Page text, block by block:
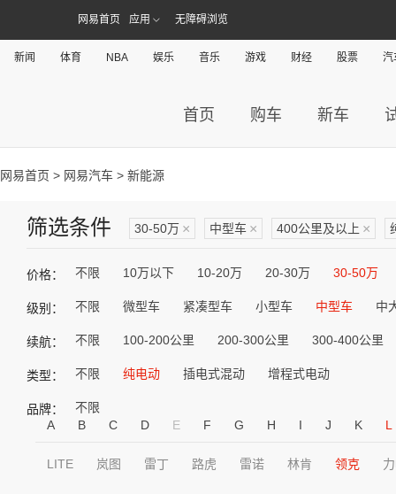
网易首页 应用 无障碍浏览
新闻 体育 NBA 娱乐 音乐 游戏 财经 股票 汽
首页 购车 新车
网易首页 > 网易汽车 > 新能源
筛选条件 30-50万 × 中型车 × 400公里及以上 ×
价格： 不限 10万以下 10-20万 20-30万 30-50万
级别： 不限 微型车 紧凑型车 小型车 中型车 中
续航： 不限 100-200公里 200-300公里 300-400公里
类型： 不限 纯电动 插电式混动 增程式电动
品牌：
不限
A
B C D E F G H I J K L
LITE 岚图 雷丁 路虎 雷诺 林肯 领克